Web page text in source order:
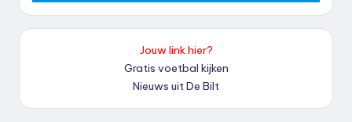
Jouw link hier?
Gratis voetbal kijken
Nieuws uit De Bilt